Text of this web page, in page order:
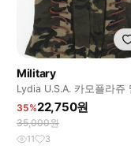
Military
Lydia U.S.A. 카모플라쥬
터리 코르셋
35%22,750원
35,000원
11 3